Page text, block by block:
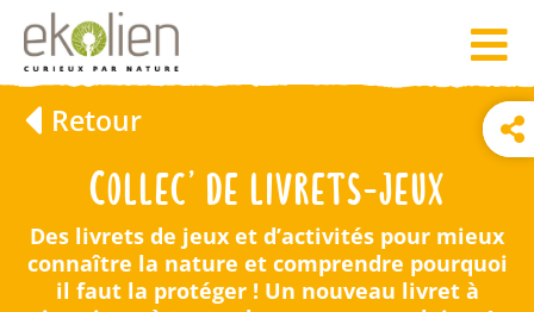
Retour
Collec’ de livrets-jeux
Des livrets de jeux et d’activités pour mieux
connaître la nature et comprendre pourquoi
il faut la protéger ! Un nouveau livret à